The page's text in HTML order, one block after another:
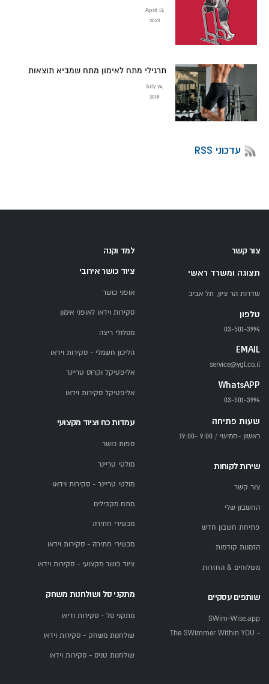
April 13,
2023
תרגילי מתח לאימון מתח שמביא תוצאות
July 24,
2018
עדכוני RSS
צור קשר
תצוגה ומשרד ראשי
שדרות הר ציון, תל אביב
טלפון
03-501-3994
EMAIL
service@ygl.co.il
WhatsAPP
03-501-3994
שעות פתיחה
ראשון -חמישי / 9:00 -19:00
שירות לקוחות
צור קשר
החשבון שלי
פתיחת חשבון חדש
הזמנות קודמות
משלוחים & החזרות
שותפים עסקיים
SWim-Wise.app
- The SWimmer Within YOU
למד וקנה
ציוד כושר אירובי
אופני כושר
סקירות וידאו לאופני אימון
מסלולי ריצה
הליכון חשמלי - סקירות וידאו
אליפטיקל וקרוס טריינר
אליפטיקל סקירות וידאו
עמדות כח וציוד מקצועי
ספות כושר
מולטי טריינר
מולטי טריינר - סקירות וידאו
מתח מקבילים
מכשירי חתירה
מכשירי חתירה - סקירות וידאו
ציוד כושר מקצועי - סקירות וידאו
מתקני סל ושולחנות משחק
מתקני סל - סקירות ודיאו
שולחנות משחק - סקירות וידאו
שולחנות טניס - סקירות וידאו